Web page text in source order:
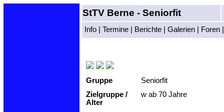
StTV Berne - Seniorfit
Info Termine Berichte Galerien Foren
Gruppe
Seniorfit
Zielgruppe /
Alter
w ab 70 Jahre